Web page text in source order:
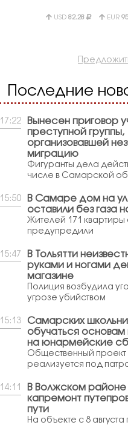
USD 82.28 EUR
Последние
17:22
Вынесен приговор
преступной группы,
организовавшей
миграцию
Фигуранты дела
числе в Самарской
15:50
В Самаре дом на
оставили без газа
Жителей 171
предупредили
15:47
В Тольятти
руками и ногами
магазине
Полиция возбудила
угрозе убийством
15:13
Самарских
обучаться основам
на юнармейские
Общественный
реализуется под
14:11
В Волжском районе
капремонт
пути
На объекте с 8